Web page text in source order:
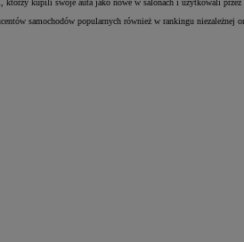
którzy kupili swoje auta jako nowe w salonach i użytkowali
samochodów popularnych również w rankingu